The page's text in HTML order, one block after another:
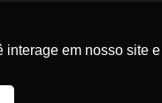
em nosso site